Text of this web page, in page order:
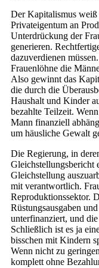
Der Kapitalismus
Privateigentum an
Unterdrückung der
generieren.
dazuverdienen
Frauenlöhne die
Also gewinnt das
die durch die
Haushalt und Kinder
bezahlte Teilzeit.
Mann finanziell
um häusliche Gewalt
Die Regierung, in
Gleichstellungsbericht
Gleichstellung
mit verantwortlich.
Reproduktionssektor.
Rüstungsausgaben
unterfinanziert, und
Schließlich ist es ja
bisschen mit Kindern
Wenn nicht zu
komplett ohne